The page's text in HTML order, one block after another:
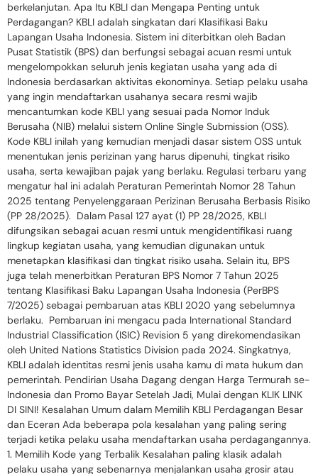
berkelanjutan. Apa Itu KBLI dan Mengapa Penting untuk
Perdagangan? KBLI adalah singkatan dari Klasifikasi Baku
Lapangan Usaha Indonesia. Sistem ini diterbitkan oleh Badan
Pusat Statistik (BPS) dan berfungsi sebagai acuan resmi untuk
mengelompokkan seluruh jenis kegiatan usaha yang ada di
Indonesia berdasarkan aktivitas ekonominya. Setiap pelaku usaha
yang ingin mendaftarkan usahanya secara resmi wajib
mencantumkan kode KBLI yang sesuai pada Nomor Induk
Berusaha (NIB) melalui sistem Online Single Submission (OSS).
Kode KBLI inilah yang kemudian menjadi dasar sistem OSS untuk
menentukan jenis perizinan yang harus dipenuhi, tingkat risiko
usaha, serta kewajiban pajak yang berlaku. Regulasi terbaru yang
mengatur hal ini adalah Peraturan Pemerintah Nomor 28 Tahun
2025 tentang Penyelenggaraan Perizinan Berusaha Berbasis Risiko
(PP 28/2025). Dalam Pasal 127 ayat (1) PP 28/2025, KBLI
difungsikan sebagai acuan resmi untuk mengidentifikasi ruang
lingkup kegiatan usaha, yang kemudian digunakan untuk
menetapkan klasifikasi dan tingkat risiko usaha. Selain itu, BPS
juga telah menerbitkan Peraturan BPS Nomor 7 Tahun 2025
tentang Klasifikasi Baku Lapangan Usaha Indonesia (PerBPS
7/2025) sebagai pembaruan atas KBLI 2020 yang sebelumnya
berlaku. Pembaruan ini mengacu pada International Standard
Industrial Classification (ISIC) Revision 5 yang direkomendasikan
oleh United Nations Statistics Division pada 2024. Singkatnya,
KBLI adalah identitas resmi jenis usaha kamu di mata hukum dan
pemerintah. Pendirian Usaha Dagang dengan Harga Termurah se-
Indonesia dan Promo Bayar Setelah Jadi, Mulai dengan KLIK LINK
DI SINI! Kesalahan Umum dalam Memilih KBLI Perdagangan Besar
dan Eceran Ada beberapa pola kesalahan yang paling sering
terjadi ketika pelaku usaha mendaftarkan usaha perdagangannya.
1. Memilih Kode yang Terbalik Kesalahan paling klasik adalah
pelaku usaha yang sebenarnya menjalankan usaha grosir atau